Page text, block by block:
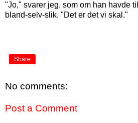
"Jo," svarer jeg, som om han havde
bland-selv-slik. "Det er det vi skal."
Share
No comments:
Post a Comment